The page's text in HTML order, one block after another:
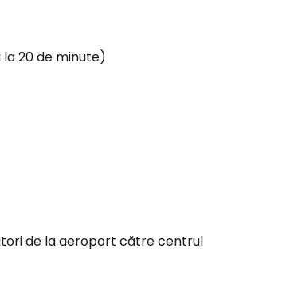
20 de minute)
de la aeroport către centrul